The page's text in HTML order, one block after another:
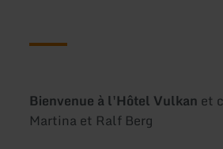
Bienvenue à l'Hôtel Vulkan et
Martina et Ralf Berg